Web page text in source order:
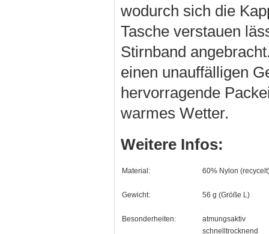
wodurch sich die
Tasche verstauen
Stirnband
einen unauffälligen
hervorragende
warmes Wetter.
Weitere Infos:
Material: 60% Nylon
Gewicht: 56 g (Größe L)
Besonderheiten:
atmungsaktiv
schnelltrocknend